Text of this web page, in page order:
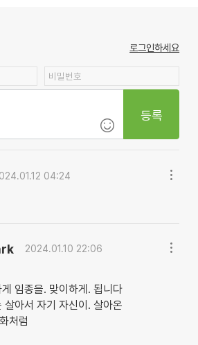
로그인하세요
등록
04:24
2024.01.10 22:06
임종을. 맞이하게. 됩니다
살아서 자기 자신이. 살아온
처럼